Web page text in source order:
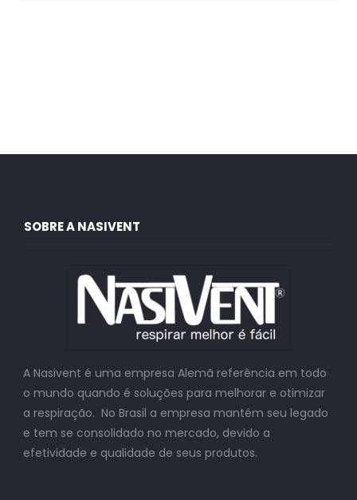
SOBRE A NASIVENT
A Nasivent é uma empresa Alemã referência em todo
o mundo quando é soluções para melhorar e otimizar
a respiração. No Brasil a empresa mantém seu legado
e tem se consolidado no mercado, devido a
efetividade e qualidade de seus produtos.